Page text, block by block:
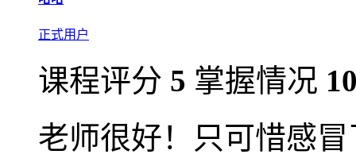
正式用户
课程评分 5 掌握情况
老师很好！只可惜感